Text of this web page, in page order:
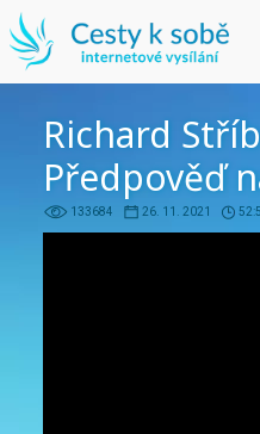
Richard
Předpověď
133684 26. 11. 2021